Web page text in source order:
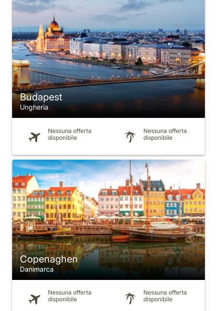
Budapest
Ungheria
Nessuna offerta
disponibile
Nessuna offerta
disponibile
Copenaghen
Danimarca
Nessuna offerta
disponibile
Nessuna offerta
disponibile